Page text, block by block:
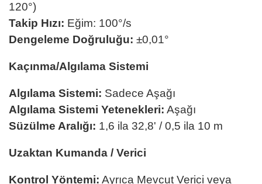
120°)
Takip Hızı: Eğim: 100°/s
Dengeleme Doğruluğu: ±0,01°
Kaçınma/Algılama Sistemi
Algılama Sistemi: Sadece Aşağı
Algılama Sistemi Yetenekleri: Aşağı
Süzülme Aralığı: 1,6 ila 32,8' / 0,5 ila 10 m
Uzaktan Kumanda / Verici
Kontrol Yöntemi: Ayrıca Mevcut Verici veya